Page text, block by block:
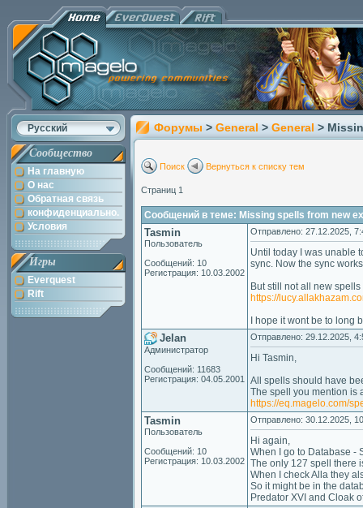
Русский
Сообщество
На главную
О нас
Обратная связь
конфиденциально.
Условия
Игры
Everquest
Rift
Форумы > General > General >
Поиск Вернуться к списку тем
Страниц 1
Сообщений в теме: Missing spells from new
Tasmin
Пользователь
Сообщений: 10
Регистрация: 10.03.2002
Отправлено: 27.12.2025,
Until today I was unable
sync. Now the sync
But still not all new
https://
I hope it wont be to long
Jelan
Администратор
Сообщений: 11683
Регистрация: 04.05.2001
Отправлено: 29.12.2025,
Hi Tasmin,
All spells should have
The spell you mention is
https://eq.magelo.com/
Tasmin
Пользователь
Сообщений: 10
Регистрация: 10.03.2002
Отправлено: 30.12.2025,
Hi again,
When I go to Database -
The only 127 spell there
When I check Alla they
So it might be in the
Predator XVI and Cloak